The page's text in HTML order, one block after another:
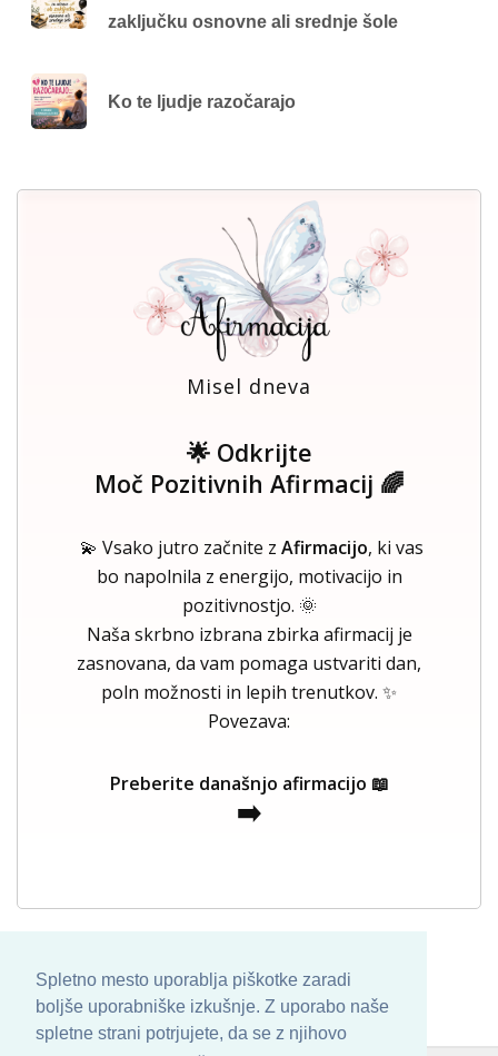
Spletno mesto uporablja piškotke zaradi
boljše uporabniške izkušnje. Z uporabo naše
spletne strani potrjujete, da se z njihovo
zaključku osnovne ali srednje šole
Ko te ljudje razočarajo
Misel dneva
🌟 Odkrijte
Moč Pozitivnih Afirmacij 🌈
💫 Vsako jutro začnite z Afirmacijo, ki vas
bo napolnila z energijo, motivacijo in
pozitivnostjo. 🌞
Naša skrbno izbrana zbirka afirmacij je
zasnovana, da vam pomaga ustvariti dan,
poln možnosti in lepih trenutkov. ✨
Povezava:
Preberite današnjo afirmacijo 📖
➡️